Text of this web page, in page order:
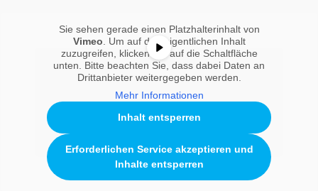
Sie sehen gerade einen Platzhalterinhalt von
Vimeo. Um auf den eigentlichen Inhalt
zuzugreifen, klicken Sie auf die Schaltfläche
unten. Bitte beachten Sie, dass dabei Daten an
Drittanbieter weitergegeben werden.
Mehr Informationen
Inhalt entsperren
Erforderlichen Service akzeptieren und
Inhalte entsperren